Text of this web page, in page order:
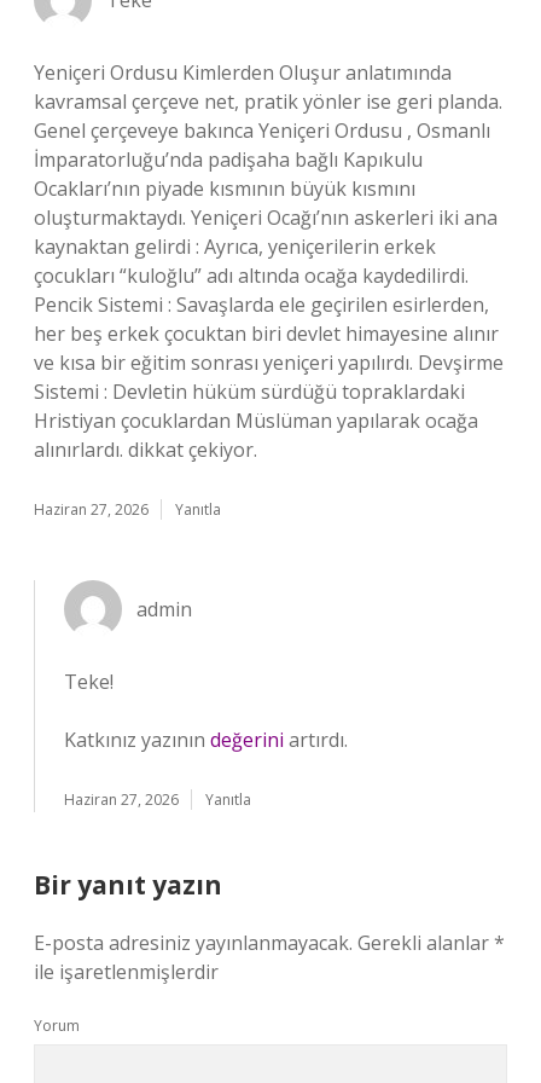
Yeniçeri Ordusu Kimlerden Oluşur anlatımında
kavramsal çerçeve net, pratik yönler ise geri planda.
Genel çerçeveye bakınca Yeniçeri Ordusu , Osmanlı
İmparatorluğu’nda padişaha bağlı Kapıkulu
Ocakları’nın piyade kısmının büyük kısmını
oluşturmaktaydı. Yeniçeri Ocağı’nın askerleri iki ana
kaynaktan gelirdi : Ayrıca, yeniçerilerin erkek
çocukları “kuloğlu” adı altında ocağa kaydedilirdi.
Pencik Sistemi : Savaşlarda ele geçirilen esirlerden,
her beş erkek çocuktan biri devlet himayesine alınır
ve kısa bir eğitim sonrası yeniçeri yapılırdı. Devşirme
Sistemi : Devletin hüküm sürdüğü topraklardaki
Hristiyan çocuklardan Müslüman yapılarak ocağa
alınırlardı. dikkat çekiyor.
Haziran 27, 2026 Yanıtla
admin
Teke!
Katkınız yazının değerini artırdı.
Haziran 27, 2026 Yanıtla
Bir yanıt yazın
E-posta adresiniz yayınlanmayacak. Gerekli alanlar*
ile işaretlenmişlerdir
Yorum